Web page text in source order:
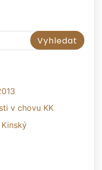
v chovu KK